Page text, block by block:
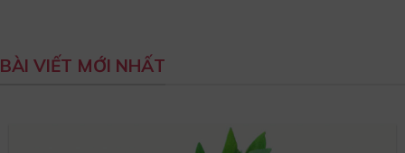
BÀI VIẾT MỚI NHẤT